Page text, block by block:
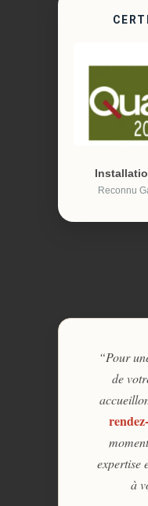
Reconnu
“Pour
de
expertise
à